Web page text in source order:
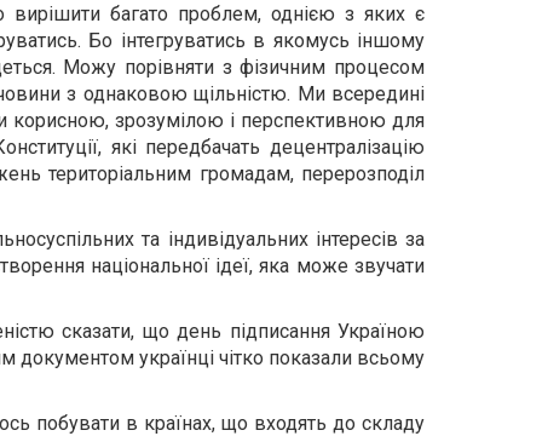
багато проблем, однією з яких є
Бо інтегруватись в якомусь іншому
Можу порівняти з фізичним процесом
з однаковою щільністю. Ми всередині
корисною, зрозумілою і перспективною для
які передбачать децентралізацію
територіальним громадам, перерозподіл
та індивідуальних інтересів за
національної ідеї, яка може звучати
сказати, що день підписання Україною
документом українці чітко показали всьому
побувати в країнах, що входять до складу